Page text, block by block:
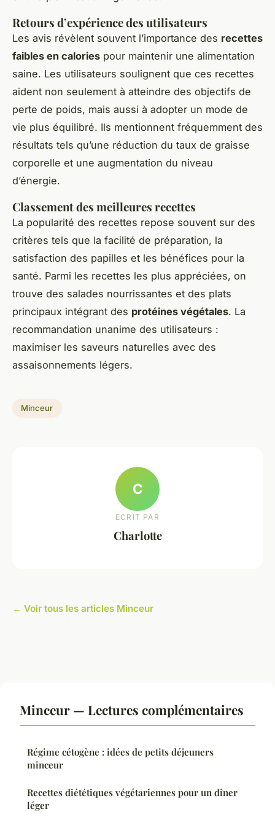
Retours d’expérience des utilisateurs
Les avis révèlent souvent l’importance des recettes
faibles en calories pour maintenir une alimentation
saine. Les utilisateurs soulignent que ces recettes
aident non seulement à atteindre des objectifs de
perte de poids, mais aussi à adopter un mode de
vie plus équilibré. Ils mentionnent fréquemment des
résultats tels qu’une réduction du taux de graisse
corporelle et une augmentation du niveau
d’énergie.
Classement des meilleures recettes
La popularité des recettes repose souvent sur des
critères tels que la facilité de préparation, la
satisfaction des papilles et les bénéfices pour la
santé. Parmi les recettes les plus appréciées, on
trouve des salades nourrissantes et des plats
principaux intégrant des protéines végétales. La
recommandation unanime des utilisateurs :
maximiser les saveurs naturelles avec des
assaisonnements légers.
Minceur
C
ECRIT PAR
Charlotte
← Voir tous les articles Minceur
Minceur — Lectures complémentaires
Régime cétogène : idées de petits déjeuners
minceur
Recettes diététiques végétariennes pour un dîner
léger